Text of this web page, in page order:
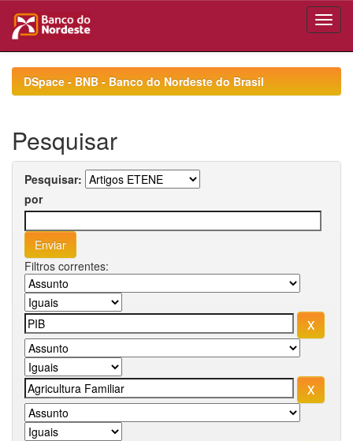
navigationDSpace - BNB - Banco do Nordeste do Brasil
Pesquisar
Pesquisar:
por
Filtros correntes: